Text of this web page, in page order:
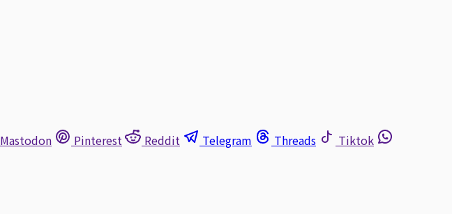
Mastodon Pinterest Reddit Telegram Threads
Tiktok